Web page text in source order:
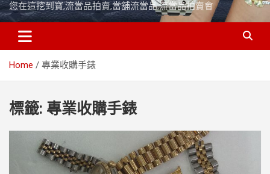
您在這挖到寶,流當品拍賣,當舖流當品,流當品拍賣會
Home 專業收購手錶
標籤: 專業收購手錶